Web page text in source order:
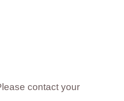
contact your